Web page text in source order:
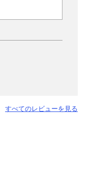
すべてのレビューを見る